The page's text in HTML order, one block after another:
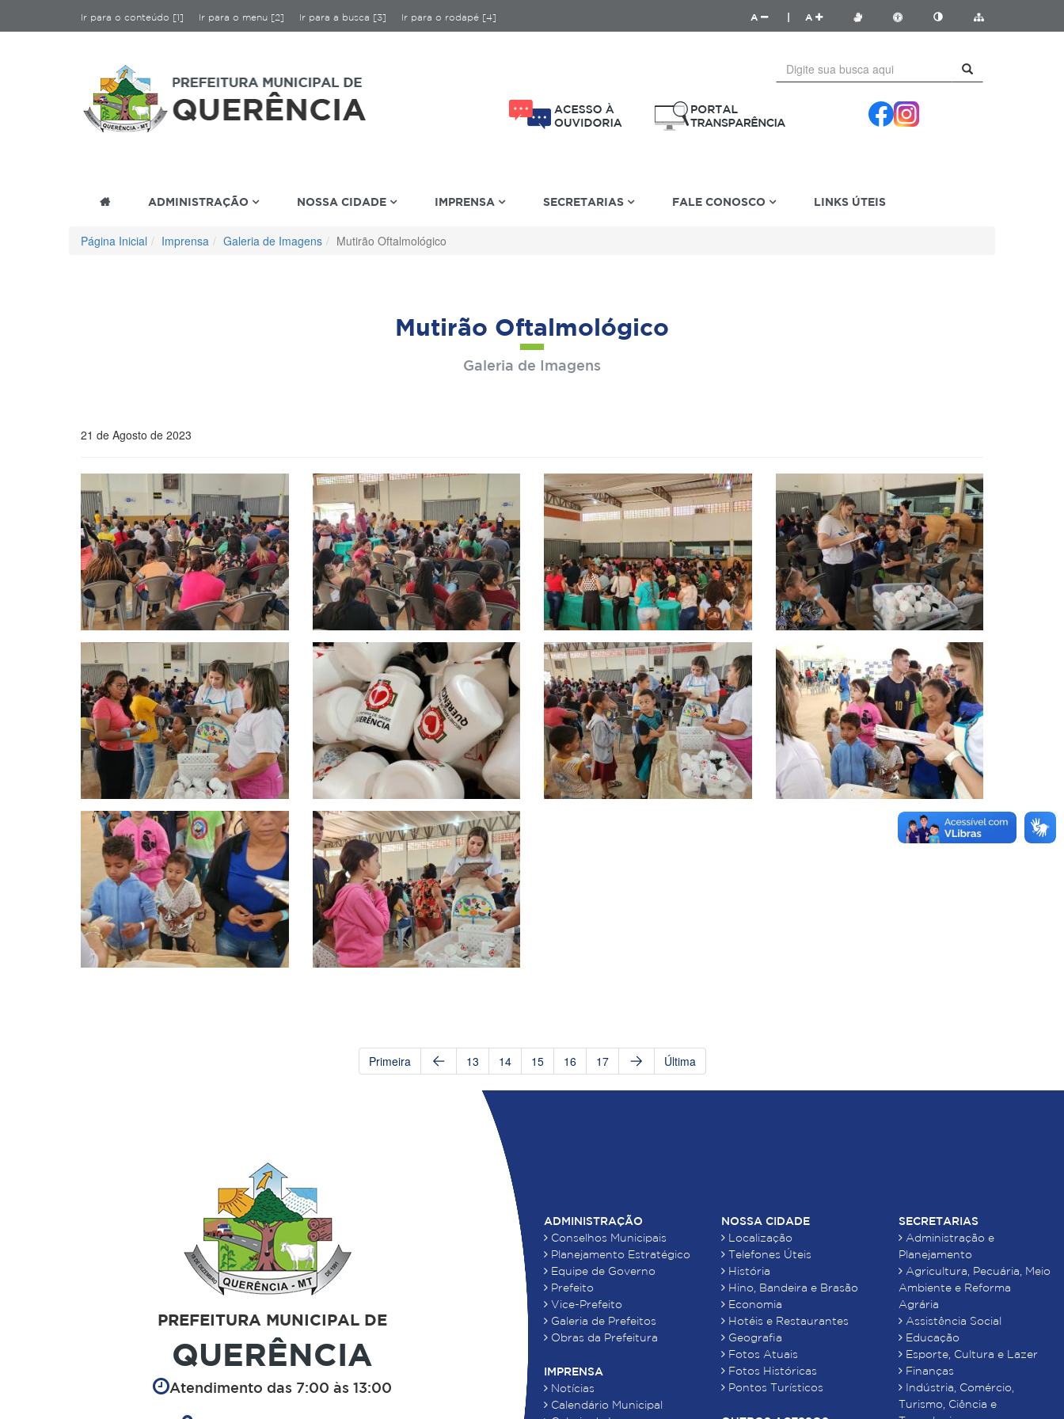
Ir para o conteúdo [1] Ir para o menu [2] Ir para a busca [3] Ir para o rodapé [4] A A
ADMINISTRAÇÃO NOSSA CIDADE IMPRENSA SECRETARIAS FALE CONOSCO LINKS ÚTEIS
Página Inicial Imprensa Galeria de Imagens Mutirão Oftalmológico
Mutirão Oftalmológico
Galeria de Imagens
21 de Agosto de 2023
Primeira 13 14 15 16 17 Última
PREFEITURA MUNICIPAL DE
QUERÊNCIA
Atendimento das 7:00 às 13:00
ADMINISTRAÇÃO
Conselhos Municipais
Planejamento Estratégico
Equipe de Governo
Prefeito
Vice-Prefeito
Galeria de Prefeitos
Obras da Prefeitura
IMPRENSA
Notícias
Calendário Municipal
NOSSA CIDADE
Localização
Telefones Úteis
História
Hino, Bandeira e Brasão
Economia
Hotéis e Restaurantes
Geografia
Fotos Atuais
Fotos Históricas
Pontos Turísticos
SECRETARIAS
Administração e
Planejamento
Agricultura, Pecuária, Meio
Ambiente e Reforma
Agrária
Assistência Social
Educação
Esporte, Cultura e Lazer
Finanças
Indústria, Comércio,
Turismo, Ciência e